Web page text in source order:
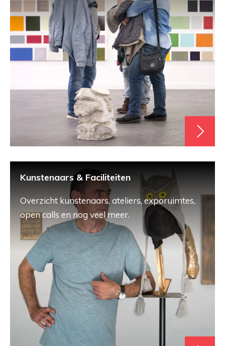
Kunstenaars & Faciliteiten
Overzicht kunstenaars, ateliers, exporuimtes,
open calls en nog veel meer.